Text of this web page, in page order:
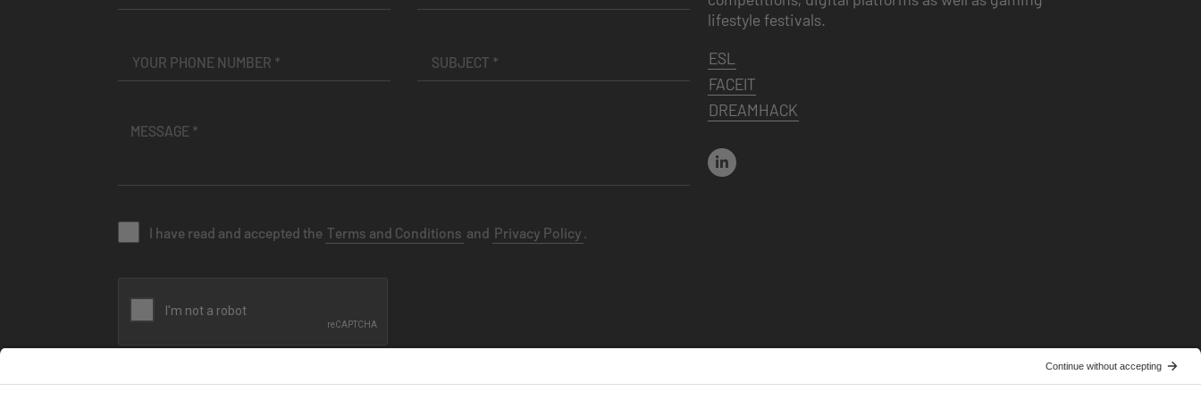
I have read and accepted the Terms and Conditions and Privacy Policy .
lifestyle festivals.
ESL
FACEIT
DREAMHACK